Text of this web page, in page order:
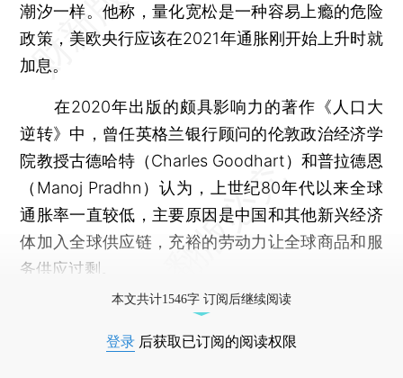
潮汐一样。他称，量化宽松是一种容易上瘾的危险
政策，美欧央行应该在2021年通胀刚开始上升时就
加息。
在2020年出版的颇具影响力的著作《人口大
逆转》中，曾任英格兰银行顾问的伦敦政治经济学
院教授古德哈特（Charles Goodhart）和普拉德恩
（Manoj Pradhn）认为，上世纪80年代以来全球
通胀率一直较低，主要原因是中国和其他新兴经济
体加入全球供应链，充裕的劳动力让全球商品和服
务供应过剩。
本文共计1546字 订阅后继续阅读
登录 后获取已订阅的阅读权限